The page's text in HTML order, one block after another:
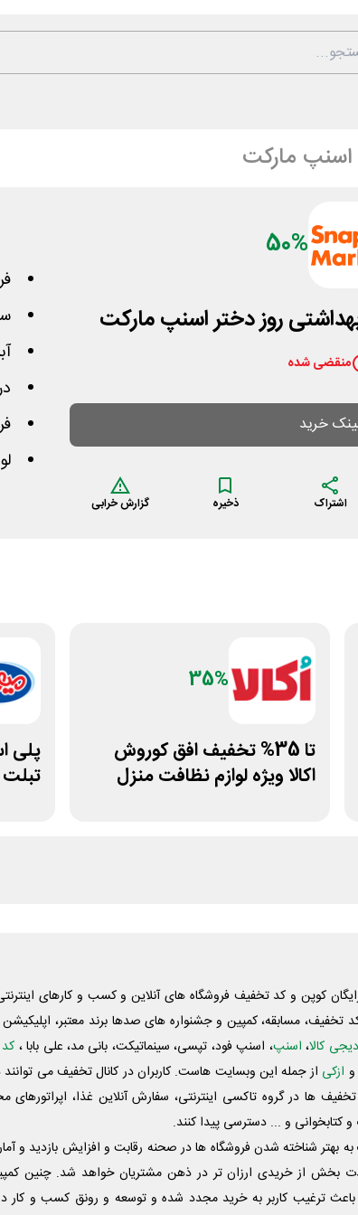
اسنپ مارکت
50%
منقضی شده
خرید
اشتراک ذخیره گزارش خرابی
35%
تا 35% تخفیف افق کوروش
اکالا ویژه لوازم نظافت منزل
کوپن و کد تخفیف فروشگاه های آنلاین و کسب و‌ کارهای
مسابقه، کمپین و جشنواره های صدها برند معتبر، اپلیکیشن
دیجی کالا، اسنپ، اسنپ فود، تپسی، سینماتیکت، بانی مد، علی‌ بابا ،
و ازکی از جمله این وبسایت ‌هاست. کاربران در کانال تخفیف می توانند
ها در گروه تاکسی اینترنتی، سفارش آنلاین غذا، اپراتورهای
کتابخوانی و ... دسترسی پیدا کنند.
به بهتر شناخته شدن فروشگاه ها در صحنه رقابت و افزایش بازدید و
بخش از خریدی ارزان تر در ذهن مشتریان خواهد شد. چنین
ترغیب کاربر به خرید مجدد شده و توسعه و رونق کسب و کار